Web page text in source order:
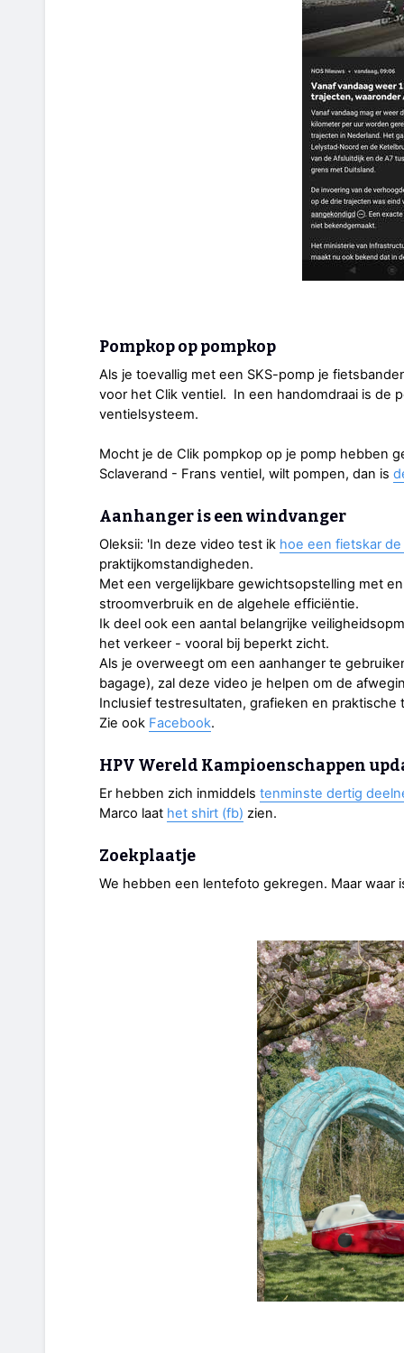
Pompkop op pompkop
Als je toevallig met een SKS-pomp je
voor het Clik ventiel. In een handomdraai is de
ventielsysteem.
Mocht je de Clik pompkop op je pomp hebben
Sclaverand - Frans ventiel, wilt pompen, dan is
Aanhanger is een windvanger
Oleksii: 'In deze video test ik hoe een fietskar
praktijkomstandigheden.
Met een vergelijkbare gewichtsopstelling met
stroomverbruik en de algehele efficiëntie.
Ik deel ook een aantal belangrijke
het verkeer - vooral bij beperkt zicht.
Als je overweegt om een aanhanger te
bagage), zal deze video je helpen om de
Inclusief testresultaten, grafieken en praktische
Zie ook Facebook.
HPV Wereld Kampioenschappen
Er hebben zich inmiddels tenminste dertig
Marco laat het shirt (fb) zien.
Zoekplaatje
We hebben een lentefoto gekregen. Maar waar